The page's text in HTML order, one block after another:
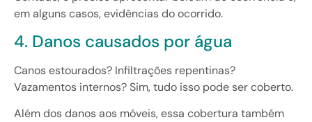
em alguns casos, evidências do ocorrido.
4. Danos causados por água
Canos estourados? Infiltrações repentinas?
Vazamentos internos? Sim, tudo isso pode ser coberto.
Além dos danos aos móveis, essa cobertura também